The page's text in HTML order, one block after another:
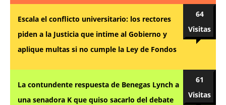
Escala el conflicto universitario: los rectores
piden a la Justicia que intime al Gobierno y
aplique multas si no cumple la Ley de Fondos
64
Visitas
La contundente respuesta de Benegas Lynch a
una senadora K que quiso sacarlo del debate
61
Visitas